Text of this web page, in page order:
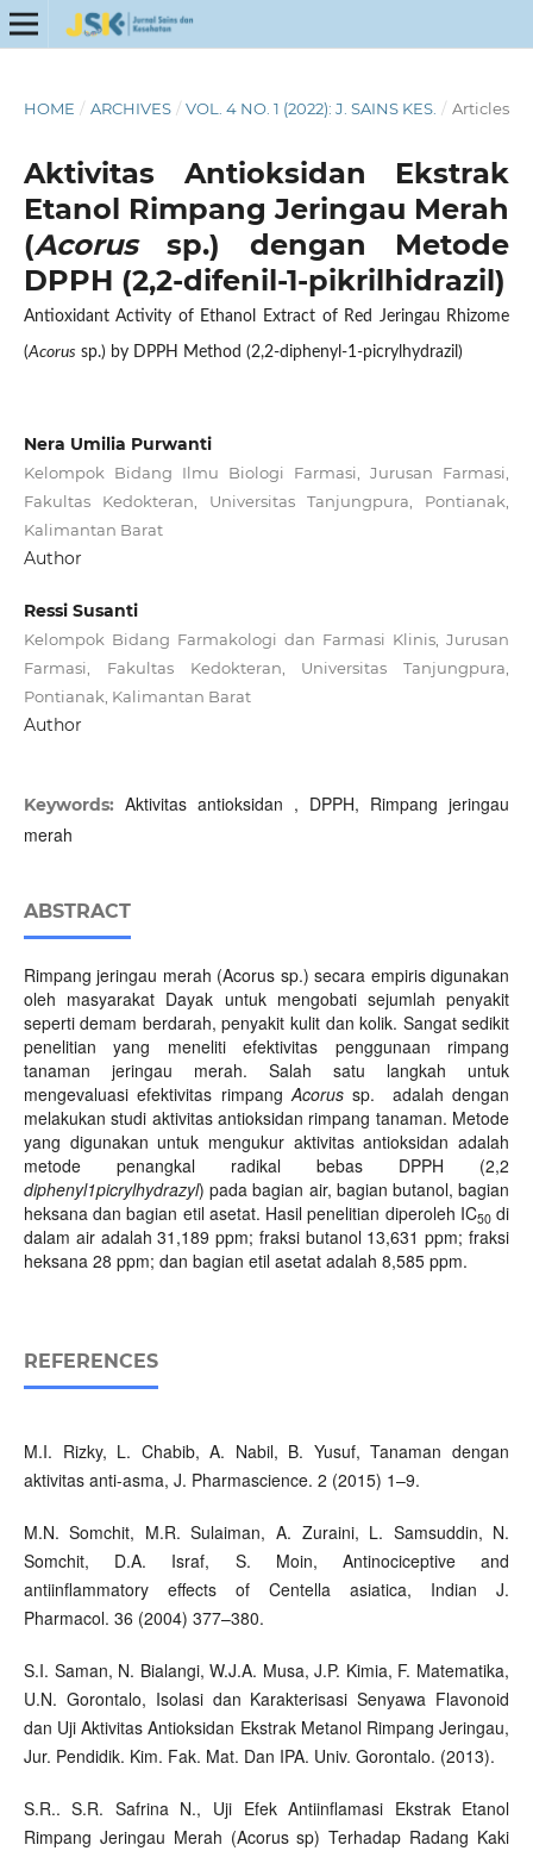
HOME / ARCHIVES / VOL. 4 NO. 1 (2022): J. SAINS KES. / Articles
Aktivitas Antioksidan Ekstrak
Etanol Rimpang Jeringau Merah
(Acorussp.) dengan Metode
DPPH (2,2-difenil-1-pikrilhidrazil)
Antioxidant Activity of Ethanol Extract of Red Jeringau Rhizome
(Acorus sp.) by DPPH Method (2,2-diphenyl-1-picrylhydrazil)
Nera Umilia Purwanti
Kelompok Bidang Ilmu Biologi Farmasi, Jurusan Farmasi,
Fakultas Kedokteran, Universitas Tanjungpura, Pontianak,
Kalimantan Barat
Author
Ressi Susanti
Kelompok Bidang Farmakologi dan Farmasi Klinis, Jurusan
Farmasi, Fakultas Kedokteran, Universitas Tanjungpura,
Pontianak, Kalimantan Barat
Author
Keywords: Aktivitas antioksidan , DPPH, Rimpang jeringau
merah
ABSTRACT
Rimpang jeringau merah (Acorus sp.) secara empiris digunakan
oleh masyarakat Dayak untuk mengobati sejumlah penyakit
seperti demam berdarah, penyakit kulit dan kolik. Sangat sedikit
penelitian yang meneliti efektivitas penggunaan rimpang
tanaman jeringau merah. Salah satu langkah untuk
mengevaluasi efektivitas rimpangAcorussp. adalah dengan
melakukan studi aktivitas antioksidan rimpang tanaman. Metode
yang digunakan untuk mengukur aktivitas antioksidan adalah
metode penangkal radikal bebas DPPH (2,2
diphenyl1picrylhydrazyl) pada bagian air, bagian butanol, bagian
heksana dan bagian etil asetat. Hasil penelitian diperoleh IC50di
dalam air adalah 31,189 ppm; fraksi butanol 13,631 ppm; fraksi
heksana 28 ppm; dan bagian etil asetat adalah 8,585 ppm.
REFERENCES
M.I. Rizky, L. Chabib, A. Nabil, B. Yusuf, Tanaman dengan
aktivitas anti-asma, J. Pharmascience. 2 (2015) 1–9.
M.N. Somchit, M.R. Sulaiman, A. Zuraini, L. Samsuddin, N.
Somchit, D.A. Israf, S. Moin, Antinociceptive and
antiinflammatory effects of Centella asiatica, Indian J.
Pharmacol. 36 (2004) 377–380.
S.I. Saman, N. Bialangi, W.J.A. Musa, J.P. Kimia, F. Matematika,
U.N. Gorontalo, Isolasi dan Karakterisasi Senyawa Flavonoid
dan Uji Aktivitas Antioksidan Ekstrak Metanol Rimpang Jeringau,
Jur. Pendidik. Kim. Fak. Mat. Dan IPA. Univ. Gorontalo. (2013).
S.R.. S.R. Safrina N., Uji Efek Antiinflamasi Ekstrak Etanol
Rimpang Jeringau Merah (Acorus sp) Terhadap Radang Kaki